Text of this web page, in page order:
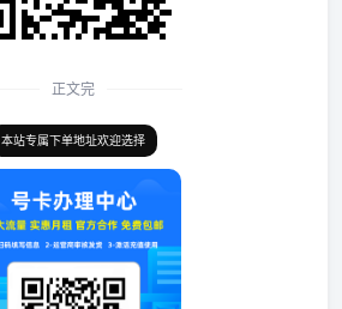
正文完
本站专属下单地址欢迎选择